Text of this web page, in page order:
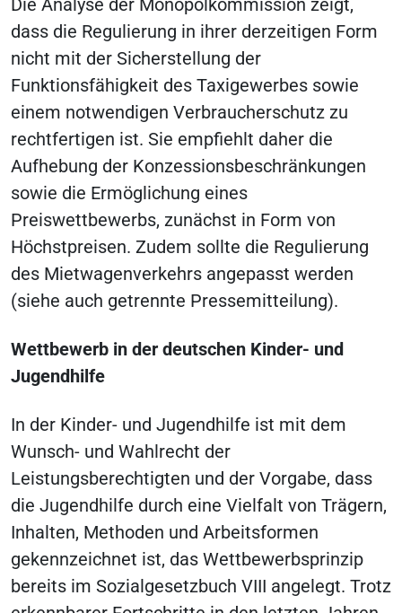
dass die Regulierung in ihrer derzeitigen Form
nicht mit der Sicherstellung der
Funktionsfähigkeit des Taxigewerbes sowie
einem notwendigen Verbraucherschutz zu
rechtfertigen ist. Sie empfiehlt daher die
Aufhebung der Konzessionsbeschränkungen
sowie die Ermöglichung eines
Preiswettbewerbs, zunächst in Form von
Höchstpreisen. Zudem sollte die Regulierung
des Mietwagenverkehrs angepasst werden
(siehe auch getrennte Pressemitteilung).
Wettbewerb in der deutschen Kinder- und
Jugendhilfe
In der Kinder- und Jugendhilfe ist mit dem
Wunsch- und Wahlrecht der
Leistungsberechtigten und der Vorgabe, dass
die Jugendhilfe durch eine Vielfalt von Trägern,
Inhalten, Methoden und Arbeitsformen
gekennzeichnet ist, das Wettbewerbsprinzip
bereits im Sozialgesetzbuch VIII angelegt. Trotz